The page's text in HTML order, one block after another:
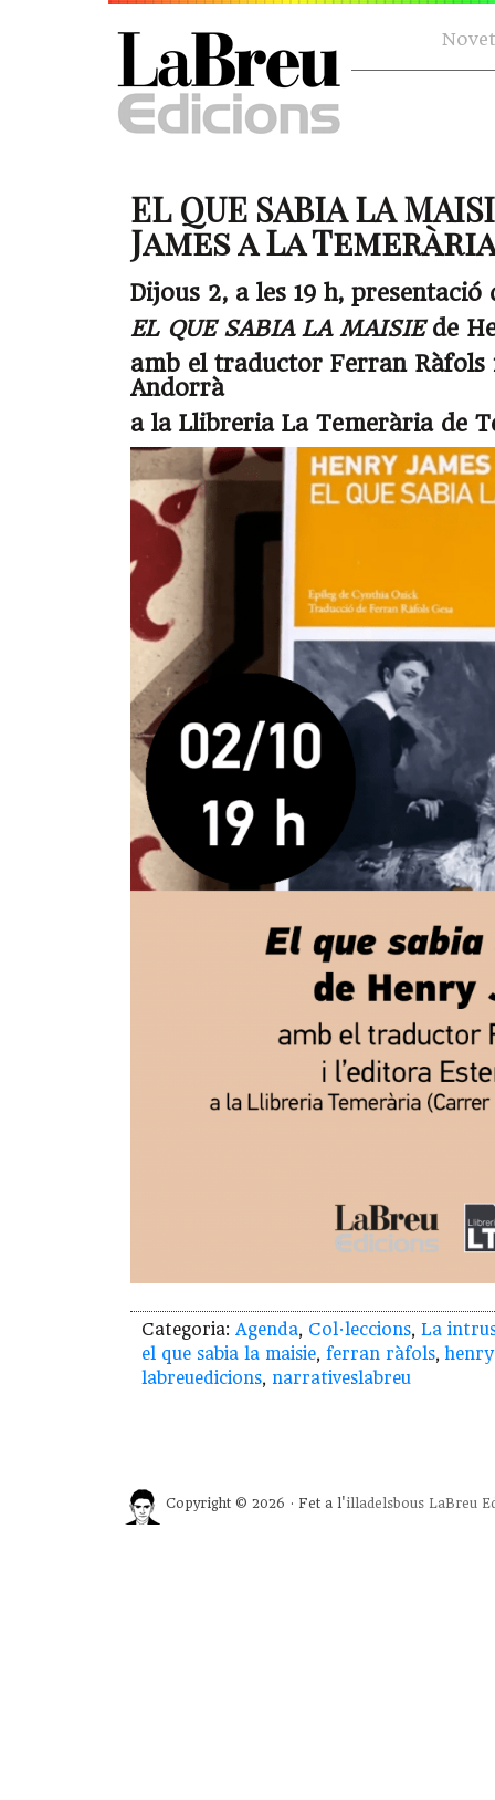
EL QUE SABIA LA
James a La Temerària
Dijous 2, a les 19 h, presentació
EL QUE SABIA LA MAISIEde
amb el traductor Ferran Ràfols
Andorrà
a la Llibreria La Temerària de
Categoria: Agenda, Col·leccions, La
el que sabia la maisie, ferran ràfols,
labreuedicions, narrativeslabreu
Copyright © 2026 · Fet a l'illadelsbous LaBreu